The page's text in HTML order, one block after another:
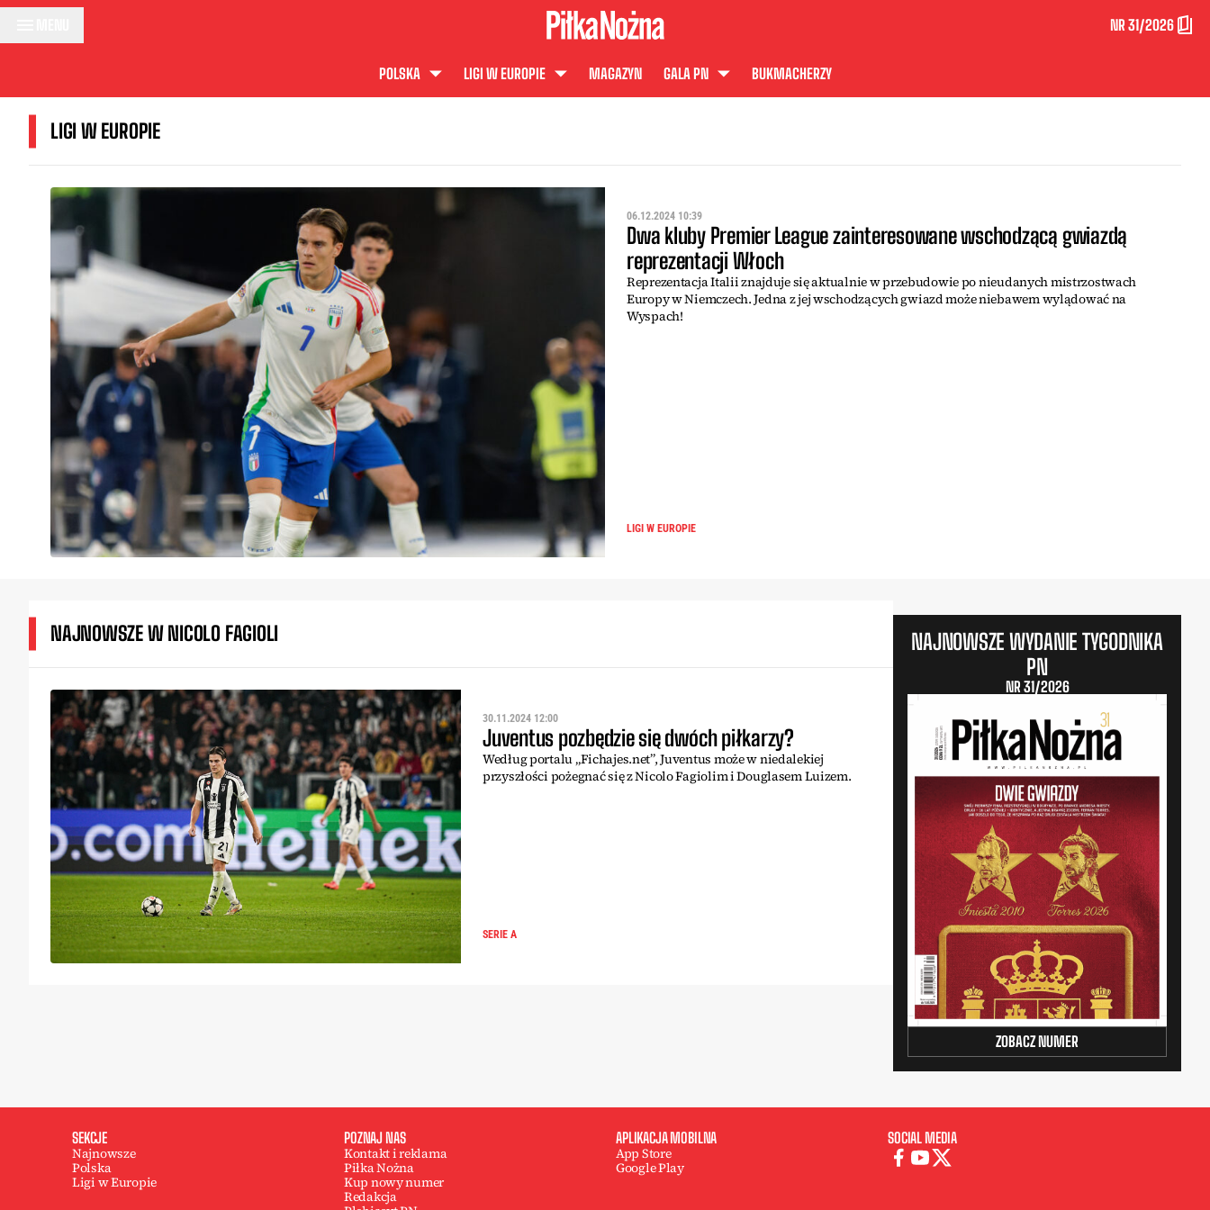
Przejdź do treści
NR 31/2026
POLSKA LIGI W EUROPIE MAGAZYN GALA PN BUKMACHERZY
LIGI W EUROPIE
06.12.2024 10:39
Dwa kluby Premier League zainteresowane wschodzącą gwiazdą
reprezentacji Włoch
Reprezentacja Italii znajduje się aktualnie w przebudowie po nieudanych mistrzostwach
Europy w Niemczech. Jedna z jej wschodzących gwiazd może niebawem wylądować na
Wyspach!
LIGI W EUROPIE
NAJNOWSZE W NICOLO FAGIOLI
30.11.2024 12:00
Juventus pozbędzie się dwóch piłkarzy?
Według portalu „Fichajes.net”, Juventus może w niedalekiej
przyszłości pożegnać się z Nicolo Fagiolim i Douglasem Luizem.
SERIE A
NAJNOWSZE WYDANIE TYGODNIKA
PN
NR 31/2026
ZOBACZ NUMER
SEKCJE
Najnowsze
Polska
Ligi w Europie
POZNAJ NAS
Kontakt i reklama
Piłka Nożna
Kup nowy numer
Redakcja
APLIKACJA MOBILNA
App Store
Google Play
SOCIAL MEDIA